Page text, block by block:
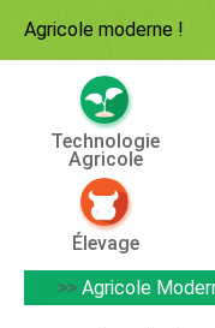
Agricole moderne !
Technologie
Agricole
Élevage
>> Agricole